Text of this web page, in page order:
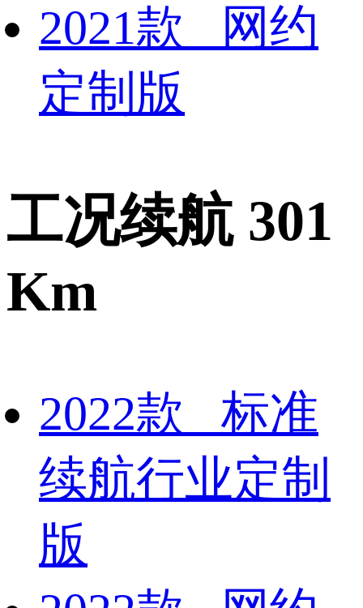
2021款 网约
定制版
工况续航 301
Km
2022款 标准
续航行业定制
版